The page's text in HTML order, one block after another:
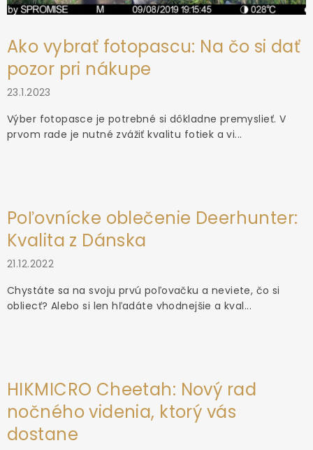
Ako vybrať fotopascu: Na čo si dať
pozor pri nákupe
23.1.2023
Výber fotopasce je potrebné si dôkladne premyslieť. V
prvom rade je nutné zvážiť kvalitu fotiek a vi...
Poľovnícke oblečenie Deerhunter:
Kvalita z Dánska
21.12.2022
Chystáte sa na svoju prvú poľovačku a neviete, čo si
obliecť? Alebo si len hľadáte vhodnejšie a kval...
HIKMICRO Cheetah: Nový rad
nočného videnia, ktorý vás
dostane